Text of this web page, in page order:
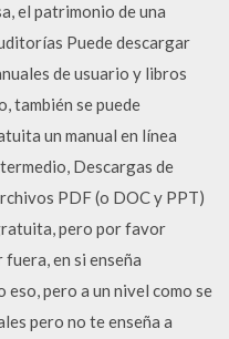
el patrimonio de una
Puede descargar
de usuario y libros
también se puede
un manual en línea
Descargas de
PDF (o DOC y PPT)
pero por favor
en si enseña
pero a un nivel como se
pero no te enseña a